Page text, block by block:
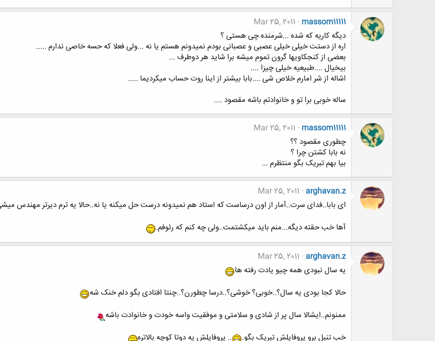
massom11111
Mar 25, 2011
دیگه کاریه که شده ...شرمنده چی هستی ؟
اره از دستت خیلی خیلی عصبی و عصبانی بودم نمیدونم هستم یا نه ...ولی فعلا که حسه خاصی ندارم .....
بعضی از کنجکاویها گرون تموم میشه برا شاید هر دوطرف ...
بیخیال ....طبیعیه خیلی چیزا ....
اشاله از شر امارم خلاص شی ....بابا بیشتر از اینا روت حساب میکردیما .....
ساله خوبی برا تو و خانوادتم باشه مقصود ....
massom11111
Mar 25, 2011
چطوری مقصود ؟؟
نه بابا کشتن چرا ؟
بیا بهم تبریک بگو منتظرم ...
arghavan.z
Mar 25, 2011
ای بابا..فدای سرت..آمار از اون درساست که استاد هم نمیدونه درست حل میکنه یا نه..حالا یه ترم دیرتر مهندس
آها خب حقته دیگه...منم باید میکشتمت..ولی چه کنم که رئوفم.
arghavan.z
Mar 25, 2011
یه سال نبودی همه چیو یادت رفته ها
حالا کجا بودی یه سال؟..خوبی؟ خوشی؟..درسا چطورن؟..چنتا افتادی بگو دلم خنک شه
ممنونم..ایشالا سال پر از شادی و سلامتی و موفقیت واسه خودت و خانوادت باشه
خب تنبل برو پروفایلش تبریک بگو.
.. پروفایلش یه دوتا کوچه بالاتره